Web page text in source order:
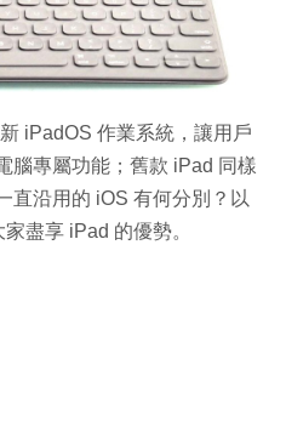
iPadOS 作業系統，讓用戶
腦專屬功能；舊款 iPad 同樣
直沿用的 iOS 有何分別？以
盡享 iPad 的優勢。